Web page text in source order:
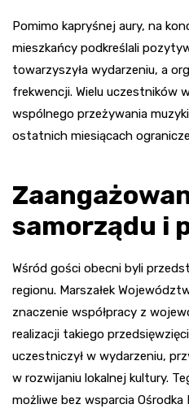
Pomimo kapryśnej aury, na
mieszkańcy podkreślali
towarzyszyła wydarzeniu, a
frekwencji. Wielu uczestników
wspólnego przeżywania
ostatnich miesiącach
samorządu i
Wśród gości obecni byli
regionu. Marszałek
znaczenie współpracy z
realizacji takiego
uczestniczył w wydarzeniu,
w rozwijaniu lokalnej kultury.
możliwe bez wsparcia Ośrodka